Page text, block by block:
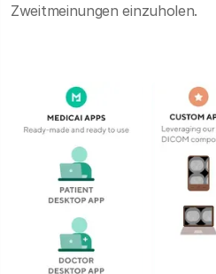
Zweitmeinungen einzuholen.